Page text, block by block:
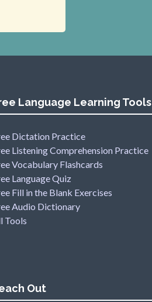
Language Learning Tools
Dictation Practice
Listening Comprehension Practice
Vocabulary Flashcards
Language Quiz
Fill in the Blank Exercises
Audio Dictionary
Tools
Out